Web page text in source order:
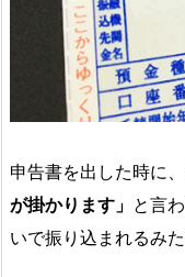
申告書を出した時に
が掛かります」 と言
いで振り込まれるみた